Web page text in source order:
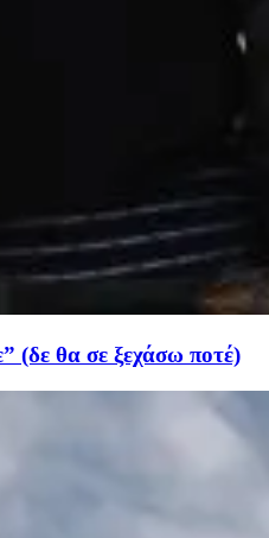
(δε θα σε ξεχάσω ποτέ)